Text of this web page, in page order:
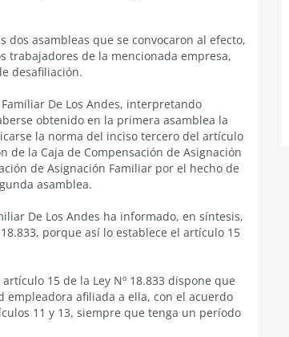
asambleas que se convocaron al efecto,
trabajadores de la mencionada empresa,
desafiliación.
De Los Andes, interpretando
obtenido en la primera asamblea la
la norma del inciso tercero del artículo
de la Caja de Compensación de Asignación
de Asignación Familiar por el hecho de
asamblea.
De Los Andes ha informado, en síntesis,
porque así lo establece el artículo 15
15 de la Ley Nº 18.833 dispone que
empleadora afiliada a ella, con el acuerdo
11 y 13, siempre que tenga un período